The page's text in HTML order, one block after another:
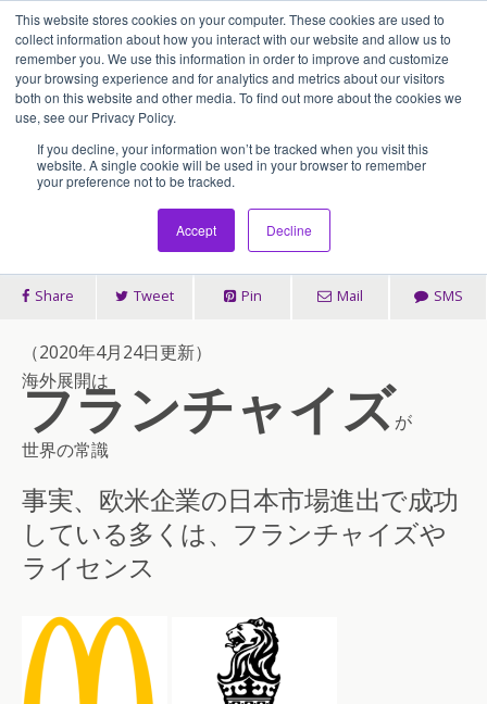
This website stores cookies on your computer. These cookies are used to
collect information about how you interact with our website and allow us to
remember you. We use this information in order to improve and customize
your browsing experience and for analytics and metrics about our visitors
both on this website and other media. To find out more about the cookies we
use, see our Privacy Policy.
If you decline, your information won’t be tracked when you visit this
website. A single cookie will be used in your browser to remember
your preference not to be tracked.
Accept Decline
アセンティア・ホールディングス(AssentiaHoldings)
海外展開は「フランチャイズ」
が 世界の常識
Share Tweet Pin Mail SMS
（2020年4月24日更新）
海外展開は
フランチャイズが
世界の常識
事実、欧米企業の日本市場進出で成功
している多くは、フランチャイズや
ライセンス